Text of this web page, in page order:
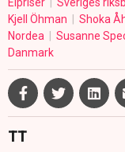
Kjell Öhman
Shoka
Nordea
Susanne
Danmark
TT